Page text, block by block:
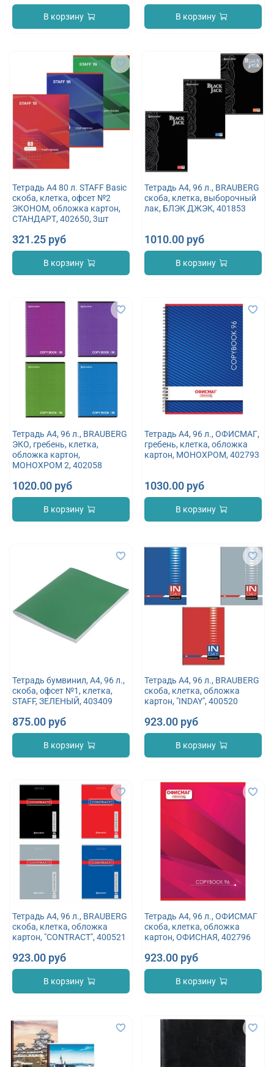
В корзину В корзину
Тетрадь А4 80 л. STAFF Basic
скоба, клетка, офсет №2
ЭКОНОМ, обложка картон,
СТАНДАРТ, 402650, 3шт
321.25 руб
В корзину
Тетрадь А4, 96 л., BRAUBERG
скоба, клетка, выборочный
лак, БЛЭК ДЖЭК, 401853
1010.00 руб
В корзину
Тетрадь А4, 96 л., BRAUBERG
ЭКО, гребень, клетка,
обложка картон,
МОНОХРОМ 2, 402058
1020.00 руб
В корзину
Тетрадь А4, 96 л., ОФИСМАГ,
гребень, клетка, обложка
картон, МОНОХРОМ, 402793
1030.00 руб
В корзину
Тетрадь бумвинил, А4, 96 л.,
скоба, офсет №1, клетка,
STAFF, ЗЕЛЕНЫЙ, 403409
875.00 руб
В корзину
Тетрадь А4, 96 л., BRAUBERG
скоба, клетка, обложка
картон, "INDAY", 400520
923.00 руб
В корзину
Тетрадь А4, 96 л., BRAUBERG
скоба, клетка, обложка
картон, "CONTRACT", 400521
923.00 руб
В корзину
Тетрадь А4, 96 л., ОФИСМАГ
скоба, клетка, обложка
картон, ОФИСНАЯ, 402796
923.00 руб
В корзину